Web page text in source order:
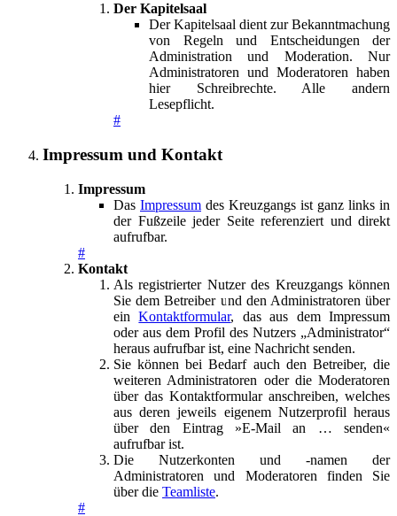
Der Kapitelsaal
Der Kapitelsaal dient zur Bekanntmachung
von Regeln und Entscheidungen der
Administration und Moderation. Nur
Administratoren und Moderatoren haben
hier Schreibrechte. Alle andern
Lesepflicht.
#
Impressum und Kontakt
Impressum
Das Impressum des Kreuzgangs ist ganz links in
der Fußzeile jeder Seite referenziert und direkt
aufrufbar.
#
Kontakt
Als registrierter Nutzer des Kreuzgangs können
Sie dem Betreiber und den Administratoren über
einKontaktformular, das aus dem Impressum
oder aus dem Profil des Nutzers „Administrator“
heraus aufrufbar ist, eine Nachricht senden.
Sie können bei Bedarf auch den Betreiber, die
weiteren Administratoren oder die Moderatoren
über das Kontaktformular anschreiben, welches
aus deren jeweils eigenem Nutzerprofil heraus
über den Eintrag »E-Mail an … senden«
aufrufbar ist.
Die Nutzerkonten und -namen der
Administratoren und Moderatoren finden Sie
über die Teamliste.
#